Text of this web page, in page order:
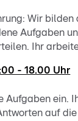
Wir bilden
Aufgaben
Ihr
- 18.00 Uhr
Aufgaben ein.
auf